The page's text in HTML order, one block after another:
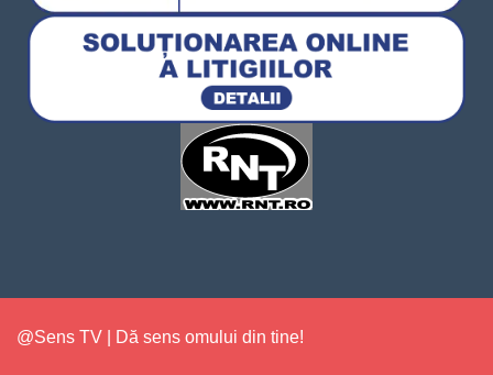
@Sens TV | Dă sens omului din tine!